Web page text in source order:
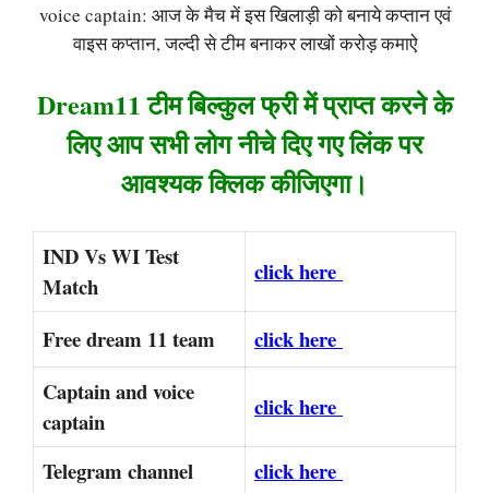
voice captain: आज के मैच में इस खिलाड़ी को बनाये कप्तान एवं
वाइस कप्तान, जल्दी से टीम बनाकर लाखों करोड़ कमाऐ
Dream11 टीम बिल्कुल फ्री में प्राप्त करने के
लिए आप सभी लोग नीचे दिए गए लिंक पर
आवश्यक क्लिक कीजिएगा।
IND Vs WI Test
Match
click here
Free dream 11 team
click here
Captain and voice
captain
click here
Telegram channel click here